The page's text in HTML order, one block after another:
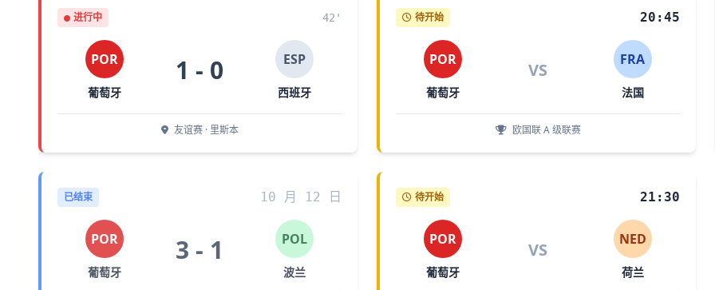
进行中 42'
POR
葡萄牙
1 - 0 ESP
西班牙
友谊赛 · 里斯本
待开始 20:45
POR
葡萄牙
VS FRA
法国
欧国联 A 级联赛
已结束 10 月 12 日
POR
葡萄牙
3 - 1 POL
波兰
待开始 21:30
POR
葡萄牙
VS NED
荷兰